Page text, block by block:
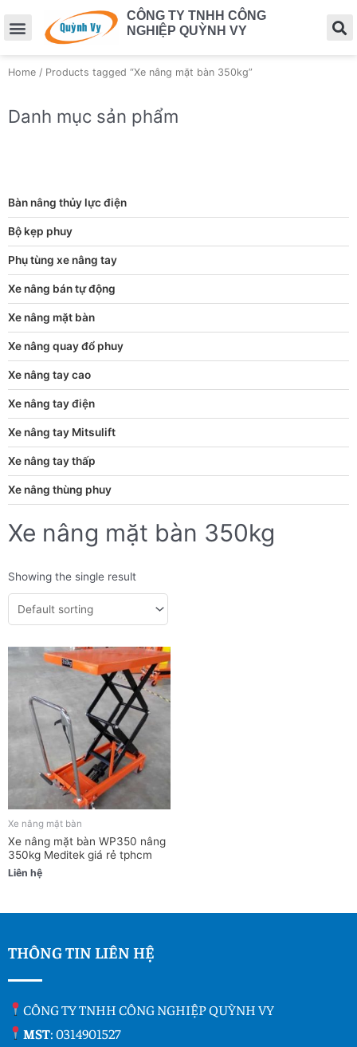
CÔNG TY TNHH CÔNG
NGHIỆP QUỲNH VY
Home / Products tagged “Xe nâng mặt bàn 350kg”
Danh mục sản phẩm
Bàn nâng thủy lực điện
Bộ kẹp phuy
Phụ tùng xe nâng tay
Xe nâng bán tự động
Xe nâng mặt bàn
Xe nâng quay đổ phuy
Xe nâng tay cao
Xe nâng tay điện
Xe nâng tay Mitsulift
Xe nâng tay thấp
Xe nâng thùng phuy
Xe nâng mặt bàn 350kg
Showing the single result
Xe nâng mặt bàn
Xe nâng mặt bàn WP350 nâng
350kg Meditek giá rẻ tphcm
Liên hệ
THÔNG TIN LIÊN HỆ
CÔNG TY TNHH CÔNG NGHIỆP QUỲNH VY
MST: 0314901527